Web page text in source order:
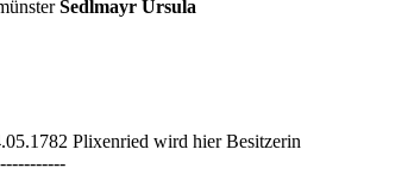
Sedlmayr Ursula
Plixenried wird hier Besitzerin